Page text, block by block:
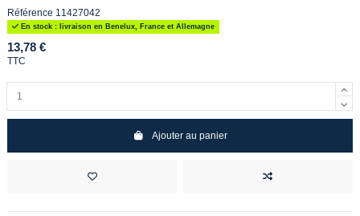
Référence 11427042
En stock : livraison en Benelux, France et Allemagne
13,78 €
TTC
Ajouter au panier